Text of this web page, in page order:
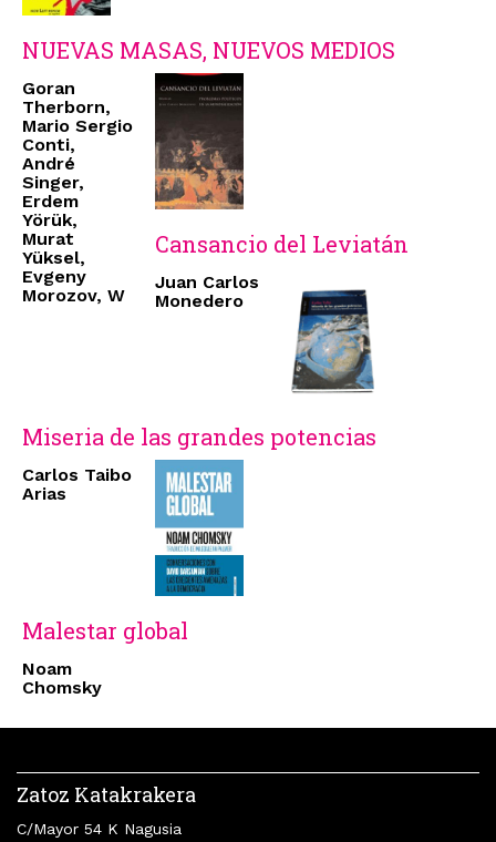
NUEVAS MASAS, NUEVOS MEDIOS
Goran
Therborn,
Mario Sergio
Conti,
André
Singer,
Erdem
Yörük,
Murat
Yüksel,
Evgeny
Morozov, W
Cansancio del Leviatán
Juan Carlos
Monedero
Miseria de las grandes potencias
Carlos Taibo
Arias
Malestar global
Noam
Chomsky
Zatoz Katakrakera
C/Mayor 54 K Nagusia